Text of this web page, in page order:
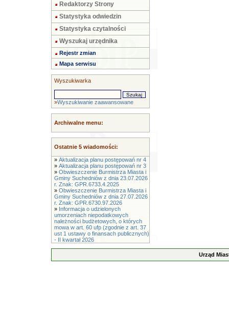
Redaktorzy Strony
Statystyka odwiedzin
Statystyka czytalności
Wyszukaj urzędnika
Rejestr zmian
Mapa serwisu
Wyszukiwarka
»Wyszukiwanie zaawansowane
Archiwalne menu:
Ostatnie 5 wiadomości:
» Aktualizacja planu postępowań nr 4
» Aktualizacja planu postępowań nr 3
» Obwieszczenie Burmistrza Miasta i
Gminy Suchedniów z dnia 23.07.2026
r. Znak: GPR.6733.4.2025
» Obwieszczenie Burmistrza Miasta i
Gminy Suchedniów z dnia 27.07.2026
r. Znak: GPR.6730.97.2026
» Informacja o udzielonych
umorzeniach niepodatkowych
należności budżetowych, o których
mowa w art. 60 ufp (zgodnie z art. 37
ust 1 ustawy o finansach publicznych)
- II kwartał 2026
Urząd